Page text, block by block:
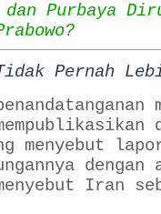
Purbaya
Pernah
menyebut
Iran